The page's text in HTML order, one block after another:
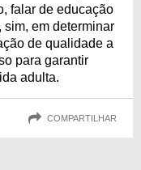
falar de educação
sim, em determinar
de qualidade a
para garantir
adulta.
COMPARTILHAR